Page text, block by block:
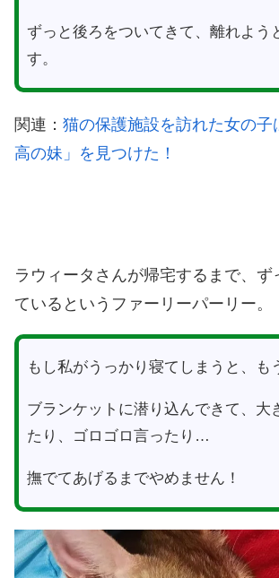
ずっと後ろをついてきて、離れよう
す。
関連： 猫の保護施設を訪れた女の子
高の妹」を見つけた！
ラウィータさんが帰宅するまで、ず
ているというファーリーパーリー。
もし私がうっかり寝てしまうと、も
ブランケットに潜り込んできて、大
たり、ゴロゴロ言ったり…
撫でてあげるまでやめません！